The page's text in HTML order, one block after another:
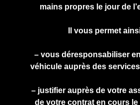
mains propres le jour de
Il vous permet
– vous déresponsabiliser
véhicule auprès des
– justifier auprès de votre
de votre contrat en cours le